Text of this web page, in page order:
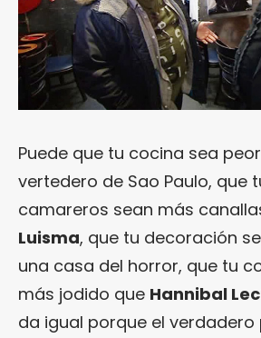
Puede que tu cocina sea
vertedero de Sao Paulo, que
camareros sean más
Luisma, que tu decoración
una casa del horror, que tu
más jodido que Hannibal
da igual porque el